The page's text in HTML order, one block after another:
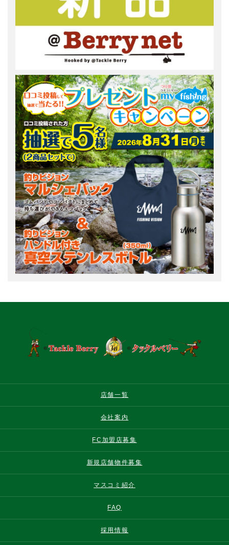
店舗一覧
会社案内
FC加盟店募集
新規店舗物件募集
マスコミ紹介
FAQ
採用情報